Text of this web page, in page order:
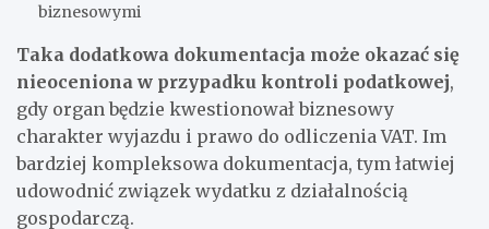
biznesowymi
Taka dodatkowa dokumentacja może okazać się
nieoceniona w przypadku kontroli podatkowej,
gdy organ będzie kwestionował biznesowy
charakter wyjazdu i prawo do odliczenia VAT. Im
bardziej kompleksowa dokumentacja, tym łatwiej
udowodnić związek wydatku z działalnością
gospodarczą.